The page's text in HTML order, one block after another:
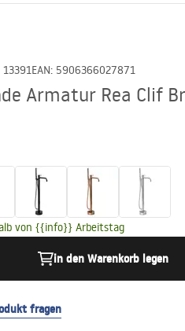
13391EAN: 5906366027871
Armatur Rea Clif
von {{info}} Arbeitstag
in den Warenkorb legen
fragen